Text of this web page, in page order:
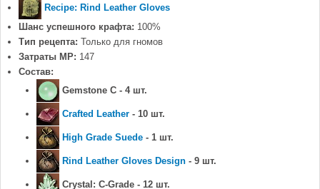
Recipe: Rind Leather Gloves
Шанс успешного крафта: 100%
Тип рецепта: Только для гномов
Затраты MP: 147
Состав:
Gemstone C - 4 шт.
Crafted Leather - 10 шт.
High Grade Suede - 1 шт.
Rind Leather Gloves Design - 9 шт.
Crystal: C-Grade - 12 шт.